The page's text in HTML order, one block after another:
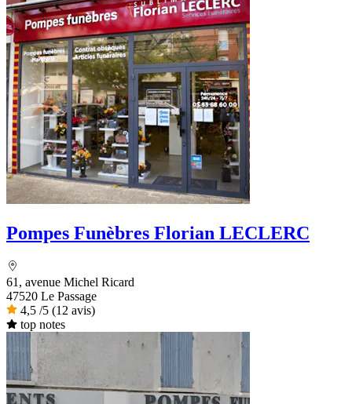
Pompes Funèbres Florian LECLERC
61, avenue Michel Ricard
47520 Le Passage
4,5 /5 (12 avis)
top notes